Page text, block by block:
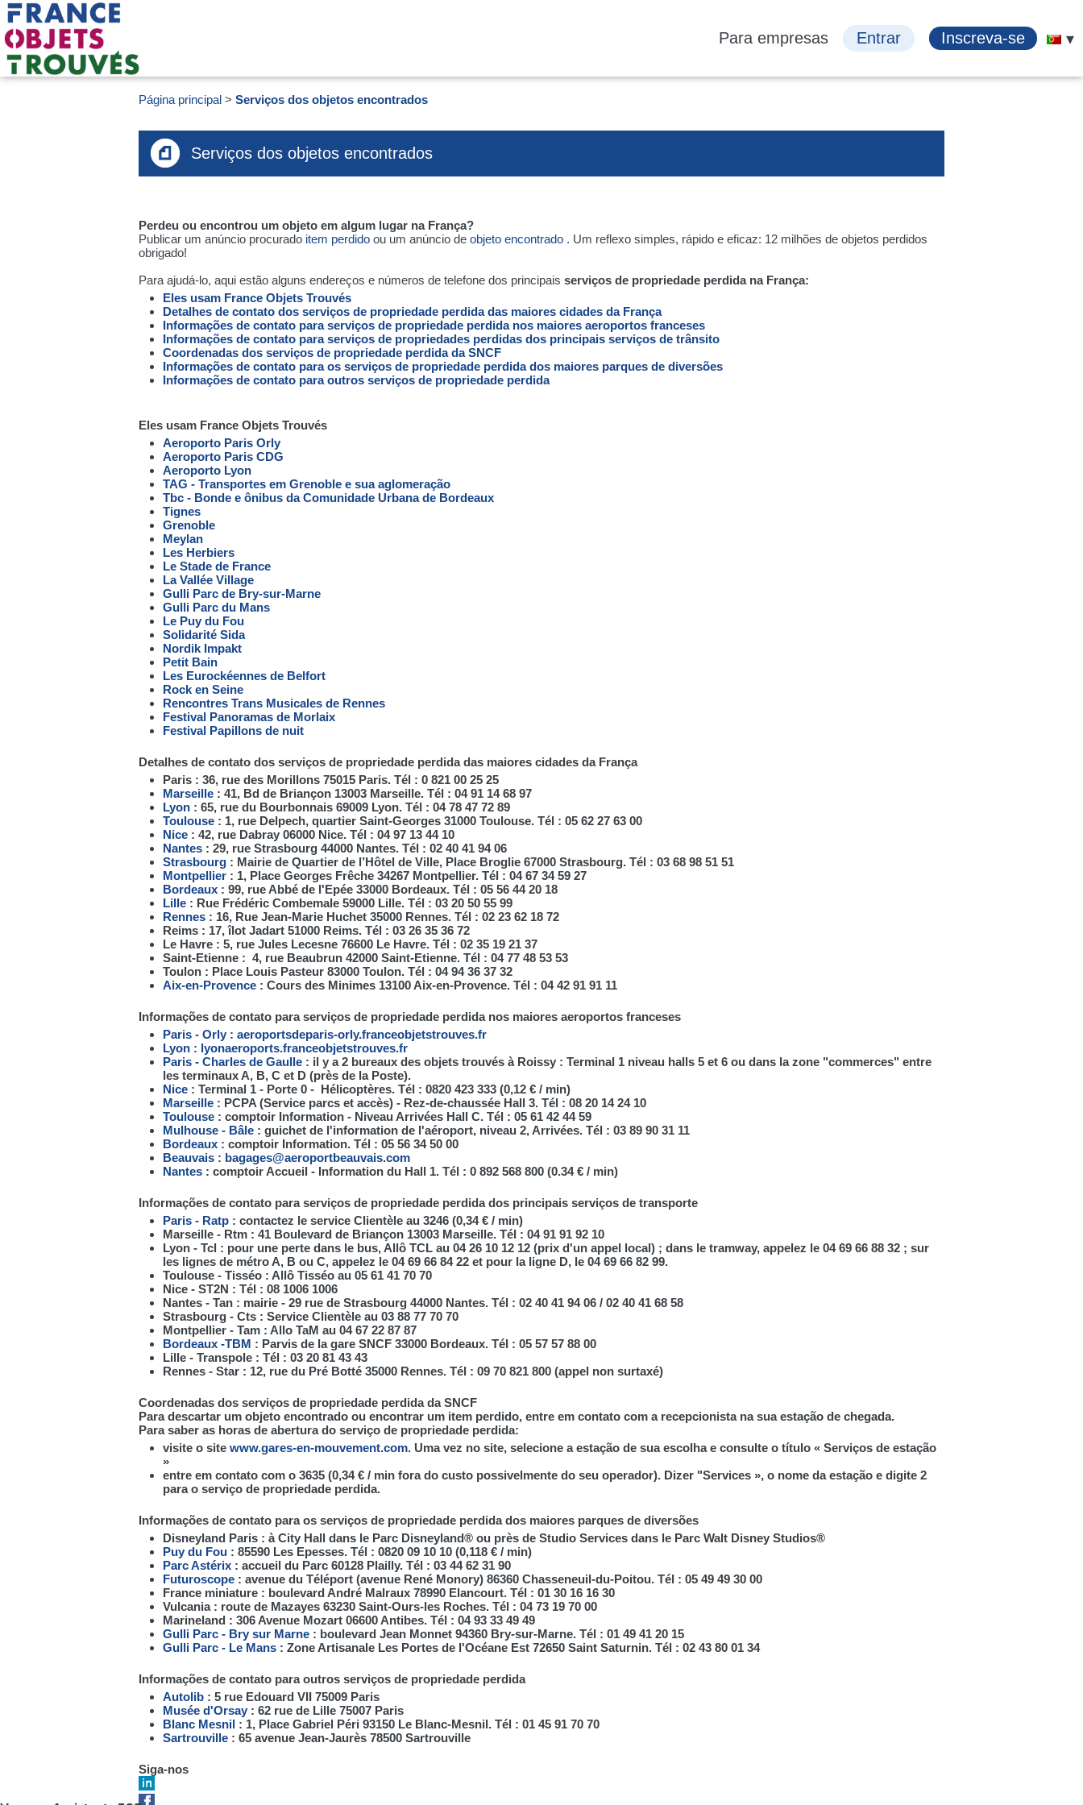
Para empresas Entrar Inscreva-se
Página principal Serviços dos objetos encontrados
Serviços dos objetos encontrados
Perdeu ou encontrou um objeto em algum lugar na França?
Publicar um anúncio procurado item perdido ou um anúncio de objeto encontrado . Um reflexo simples, rápido e eficaz: 12 milhões de objetos perdidos
obrigado!
Para ajudá-lo, aqui estão alguns endereços e números de telefone dos principais serviços de propriedade perdida na França:
Eles usam France Objets Trouvés
Detalhes de contato dos serviços de propriedade perdida das maiores cidades da França
Informações de contato para serviços de propriedade perdida nos maiores aeroportos franceses
Informações de contato para serviços de propriedades perdidas dos principais serviços de trânsito
Coordenadas dos serviços de propriedade perdida da SNCF
Informações de contato para os serviços de propriedade perdida dos maiores parques de diversões
Informações de contato para outros serviços de propriedade perdida
Eles usam France Objets Trouvés
Aeroporto Paris Orly
Aeroporto Paris CDG
Aeroporto Lyon
TAG - Transportes em Grenoble e sua aglomeração
Tbc - Bonde e ônibus da Comunidade Urbana de Bordeaux
Tignes
Grenoble
Meylan
Les Herbiers
Le Stade de France
La Vallée Village
Gulli Parc de Bry-sur-Marne
Gulli Parc du Mans
Le Puy du Fou
Solidarité Sida
Nordik Impakt
Petit Bain
Les Eurockéennes de Belfort
Rock en Seine
Rencontres Trans Musicales de Rennes
Festival Panoramas de Morlaix
Festival Papillons de nuit
Detalhes de contato dos serviços de propriedade perdida das maiores cidades da França
Paris : 36, rue des Morillons 75015 Paris. Tél : 0 821 00 25 25
Marseille : 41, Bd de Briançon 13003 Marseille. Tél : 04 91 14 68 97
Lyon : 65, rue du Bourbonnais 69009 Lyon. Tél : 04 78 47 72 89
Toulouse : 1, rue Delpech, quartier Saint-Georges 31000 Toulouse. Tél : 05 62 27 63 00
Nice : 42, rue Dabray 06000 Nice. Tél : 04 97 13 44 10
Nantes : 29, rue Strasbourg 44000 Nantes. Tél : 02 40 41 94 06
Strasbourg : Mairie de Quartier de l’Hôtel de Ville, Place Broglie 67000 Strasbourg. Tél : 03 68 98 51 51
Montpellier : 1, Place Georges Frêche 34267 Montpellier. Tél : 04 67 34 59 27
Bordeaux : 99, rue Abbé de l'Epée 33000 Bordeaux. Tél : 05 56 44 20 18
Lille : Rue Frédéric Combemale 59000 Lille. Tél : 03 20 50 55 99
Rennes : 16, Rue Jean-Marie Huchet 35000 Rennes. Tél : 02 23 62 18 72
Reims : 17, îlot Jadart 51000 Reims. Tél : 03 26 35 36 72
Le Havre : 5, rue Jules Lecesne 76600 Le Havre. Tél : 02 35 19 21 37
Saint-Etienne : 4, rue Beaubrun 42000 Saint-Etienne. Tél : 04 77 48 53 53
Toulon : Place Louis Pasteur 83000 Toulon. Tél : 04 94 36 37 32
Aix-en-Provence : Cours des Minimes 13100 Aix-en-Provence. Tél : 04 42 91 91 11
Informações de contato para serviços de propriedade perdida nos maiores aeroportos franceses
Paris - Orly : aeroportsdeparis-orly.franceobjetstrouves.fr
Lyon : lyonaeroports.franceobjetstrouves.fr
Paris - Charles de Gaulle : il y a 2 bureaux des objets trouvés à Roissy : Terminal 1 niveau halls 5 et 6 ou dans la zone "commerces" entre
les terminaux A, B, C et D (près de la Poste).
Nice : Terminal 1 - Porte 0 - Hélicoptères. Tél : 0820 423 333 (0,12 € / min)
Marseille : PCPA (Service parcs et accès) - Rez-de-chaussée Hall 3. Tél : 08 20 14 24 10
Toulouse : comptoir Information - Niveau Arrivées Hall C. Tél : 05 61 42 44 59
Mulhouse - Bâle : guichet de l'information de l'aéroport, niveau 2, Arrivées. Tél : 03 89 90 31 11
Bordeaux : comptoir Information. Tél : 05 56 34 50 00
Beauvais : bagages@aeroportbeauvais.com
Nantes : comptoir Accueil - Information du Hall 1. Tél : 0 892 568 800 (0.34 € / min)
Informações de contato para serviços de propriedade perdida dos principais serviços de transporte
Paris - Ratp : contactez le service Clientèle au 3246 (0,34 € / min)
Marseille - Rtm : 41 Boulevard de Briançon 13003 Marseille. Tél : 04 91 91 92 10
Lyon - Tcl : pour une perte dans le bus, Allô TCL au 04 26 10 12 12 (prix d'un appel local) ; dans le tramway, appelez le 04 69 66 88 32 ; sur
les lignes de métro A, B ou C, appelez le 04 69 66 84 22 et pour la ligne D, le 04 69 66 82 99.
Toulouse - Tisséo : Allô Tisséo au 05 61 41 70 70
Nice - ST2N : Tél : 08 1006 1006
Nantes - Tan : mairie - 29 rue de Strasbourg 44000 Nantes. Tél : 02 40 41 94 06 / 02 40 41 68 58
Strasbourg - Cts : Service Clientèle au 03 88 77 70 70
Montpellier - Tam : Allo TaM au 04 67 22 87 87
Bordeaux -TBM : Parvis de la gare SNCF 33000 Bordeaux. Tél : 05 57 57 88 00
Lille - Transpole : Tél : 03 20 81 43 43
Rennes - Star : 12, rue du Pré Botté 35000 Rennes. Tél : 09 70 821 800 (appel non surtaxé)
Coordenadas dos serviços de propriedade perdida da SNCF
Para descartar um objeto encontrado ou encontrar um item perdido, entre em contato com a recepcionista na sua estação de chegada.
Para saber as horas de abertura do serviço de propriedade perdida:
visite o site www.gares-en-mouvement.com. Uma vez no site, selecione a estação de sua escolha e consulte o título « Serviços de estação
»
entre em contato com o 3635 (0,34 € / min fora do custo possivelmente do seu operador). Dizer "Services », o nome da estação e digite 2
para o serviço de propriedade perdida.
Informações de contato para os serviços de propriedade perdida dos maiores parques de diversões
Disneyland Paris : à City Hall dans le Parc Disneyland® ou près de Studio Services dans le Parc Walt Disney Studios®
Puy du Fou : 85590 Les Epesses. Tél : 0820 09 10 10 (0,118 € / min)
Parc Astérix : accueil du Parc 60128 Plailly. Tél : 03 44 62 31 90
Futuroscope : avenue du Téléport (avenue René Monory) 86360 Chasseneuil-du-Poitou. Tél : 05 49 49 30 00
France miniature : boulevard André Malraux 78990 Elancourt. Tél : 01 30 16 16 30
Vulcania : route de Mazayes 63230 Saint-Ours-les Roches. Tél : 04 73 19 70 00
Marineland : 306 Avenue Mozart 06600 Antibes. Tél : 04 93 33 49 49
Gulli Parc - Bry sur Marne : boulevard Jean Monnet 94360 Bry-sur-Marne. Tél : 01 49 41 20 15
Gulli Parc - Le Mans : Zone Artisanale Les Portes de l'Océane Est 72650 Saint Saturnin. Tél : 02 43 80 01 34
Informações de contato para outros serviços de propriedade perdida
Autolib : 5 rue Edouard VII 75009 Paris
Musée d'Orsay : 62 rue de Lille 75007 Paris
Blanc Mesnil : 1, Place Gabriel Péri 93150 Le Blanc-Mesnil. Tél : 01 45 91 70 70
Sartrouville : 65 avenue Jean-Jaurès 78500 Sartrouville
Siga-nos